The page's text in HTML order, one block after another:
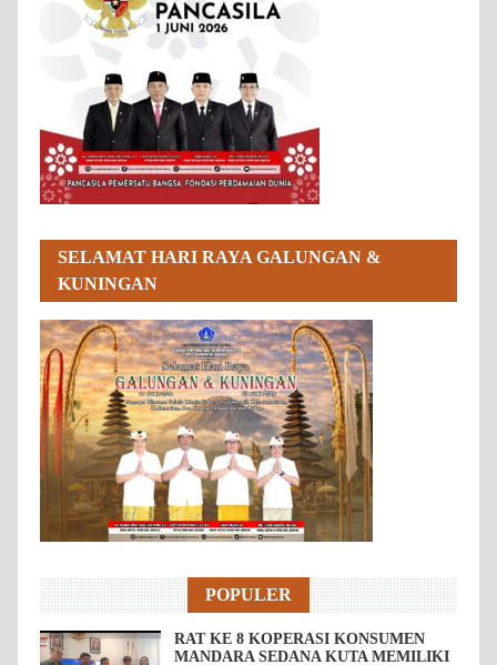
SELAMAT HARI RAYA GALUNGAN &
KUNINGAN
POPULER
RAT KE 8 KOPERASI KONSUMEN
MANDARA SEDANA KUTA MEMILIKI